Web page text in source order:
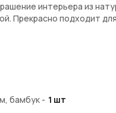
интерьера из
Прекрасно подходит
бамбук - 1 шт